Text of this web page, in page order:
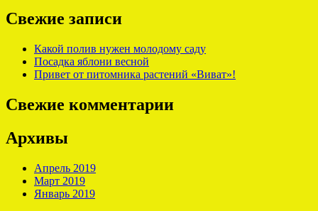
Свежие записи
Какой полив нужен молодому саду
Посадка яблони весной
Привет от питомника растений «Виват»!
Свежие комментарии
Архивы
Апрель 2019
Март 2019
Январь 2019